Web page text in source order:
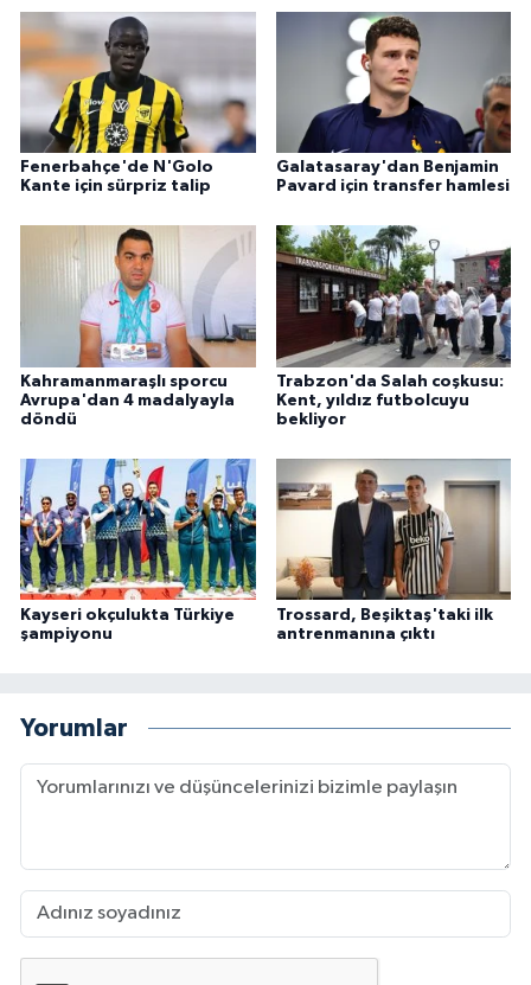
Fenerbahçe'de N'Golo
Kante için sürpriz talip
Galatasaray'dan Benjamin
Pavard için transfer hamlesi
Kahramanmaraşlı sporcu
Avrupa'dan 4 madalyayla
döndü
Trabzon'da Salah coşkusu:
Kent, yıldız futbolcuyu
bekliyor
Kayseri okçulukta Türkiye
şampiyonu
Trossard, Beşiktaş'taki ilk
antrenmanına çıktı
Yorumlar